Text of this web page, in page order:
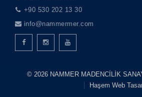
+90 530 202 13 30
info@nammermer.com
© 2026 NAMMER MADENCİLİK
Haşem Web